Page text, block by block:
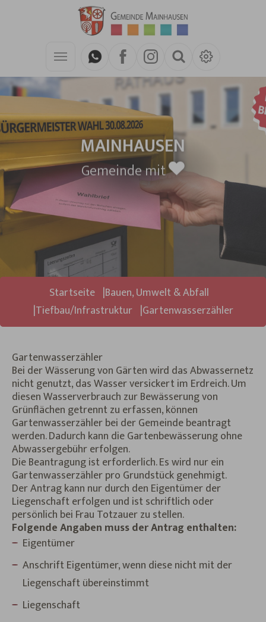
Zum Hauptinhalt springen
MAINHAUSEN
Gemeinde mit
Sie sind hier:
Startseite Bauen, Umwelt & Abfall
Tiefbau/Infrastruktur
Gartenwasserzähler
Gartenwasserzähler
Bei der Wässerung von Gärten wird das Abwassernetz
nicht genutzt, das Wasser versickert im Erdreich. Um
diesen Wasserverbrauch zur Bewässerung von
Grünflächen getrennt zu erfassen, können
Gartenwasserzähler bei der Gemeinde beantragt
werden. Dadurch kann die Gartenbewässerung ohne
Abwassergebühr erfolgen.
Die Beantragung ist erforderlich. Es wird nur ein
Gartenwasserzähler pro Grundstück genehmigt.
Der Antrag kann nur durch den Eigentümer der
Liegenschaft erfolgen und ist schriftlich oder
persönlich bei Frau Totzauer zu stellen.
Folgende Angaben muss der Antrag enthalten:
Eigentümer
Anschrift Eigentümer, wenn diese nicht mit der
Liegenschaft übereinstimmt
Liegenschaft